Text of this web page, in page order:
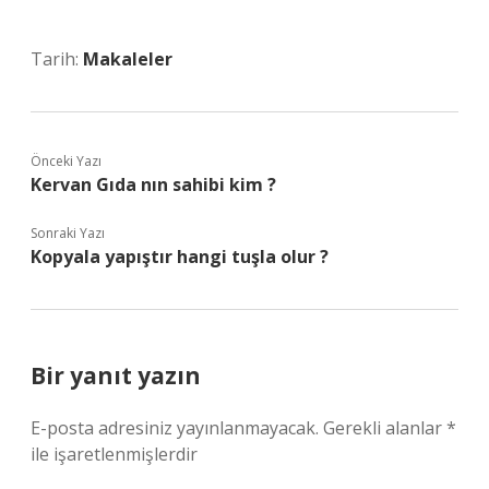
Tarih: Makaleler
Önceki Yazı
Kervan Gıda nın sahibi kim ?
Sonraki Yazı
Kopyala yapıştır hangi tuşla olur ?
Bir yanıt yazın
E-posta adresiniz yayınlanmayacak. Gerekli alanlar*
ile işaretlenmişlerdir